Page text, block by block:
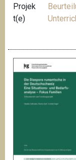
Projek
t(e)